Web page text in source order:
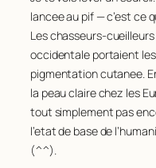
lancee au pif — c’est ce
Les chasseurs-
occidentale portaient
pigmentation cutanee.
la peau claire chez les
tout simplement pas
l’etat de base de
(^^).